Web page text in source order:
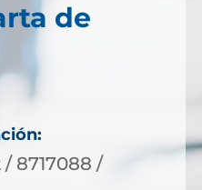
de
/ 8717088 /